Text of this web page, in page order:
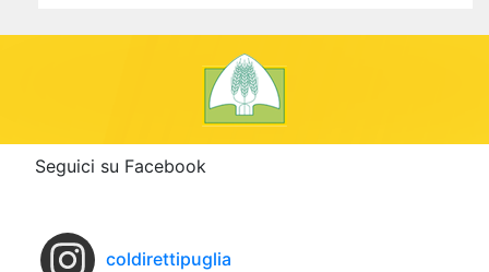
Seguici su Facebook
coldirettipuglia